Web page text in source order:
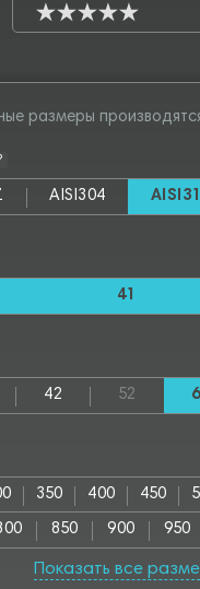
размеры
AISI304
41
42 52
350 400 450
850 900 950
1300 1350
Показать все